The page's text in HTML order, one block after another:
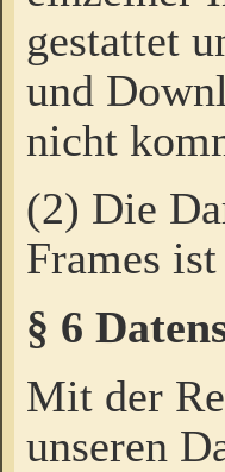
gestattet
und
nicht
(2) Die
Frames
§ 6
Mit der
unseren